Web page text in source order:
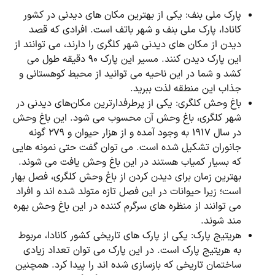
پارک ملی بنف: یکی از بهترین مکان های دیدنی در کشور
کانادا، پارک ملی بنف و شهر باتف است. افرادی که قصد
دیدن از مکان های دیدنی شهر کلگری را دارند، می ‌توانند از
این پارک دیدن کنند. مسیر این پارک ۹۰ دقیقه طول می‌
کشد و شما در این ناحیه می توانید از محیط کوهستانی و
جذاب این منطقه لذت ببرید.
باغ وحش کلگری: یکی از پرطرفدارترین مکان‌های دیدنی در
شهر کلگری، باغ وحش آن محسوب می شود. این باغ وحش
در سال ۱۹۱۷ به وجود آمده و از هزار حیوان و ۲۷۹ گونه
جانوران تشکیل شده است. می ‌توان گفت حتی نمونه هایی
که بسیار کمیاب هستند در این باغ وحش یافت می شوند.
بهترین زمان برای دیدن کردن از باغ وحش کلگری، فصل بهار
است؛ زیرا حیوانات در این فصل تازه متولد شده اند و افراد
می ‌توانند از منظره های سرگرم کننده در این باغ وحش بهره
‌مند شوند.
هریتیج پارک: یکی از پارک های تاریخی کشور کانادا، مربوط
به هریتیج پارک است. در این پارک می توان تعداد زیادی
ساختمان تاریخی که بازسازی شده اند را پیدا کرد. همچنین